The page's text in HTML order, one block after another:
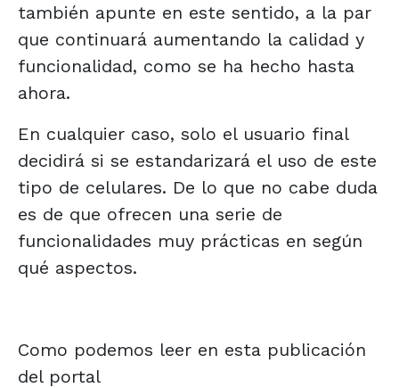
también apunte en este sentido, a la par
que continuará aumentando la calidad y
funcionalidad, como se ha hecho hasta
ahora.
En cualquier caso, solo el usuario final
decidirá si se estandarizará el uso de este
tipo de celulares. De lo que no cabe duda
es de que ofrecen una serie de
funcionalidades muy prácticas en según
qué aspectos.
Como podemos leer en esta publicación
del portal